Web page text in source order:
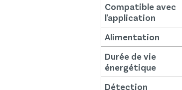
Compatible avec
l'application
Alimentation
Durée de vie
énergétique
Détection